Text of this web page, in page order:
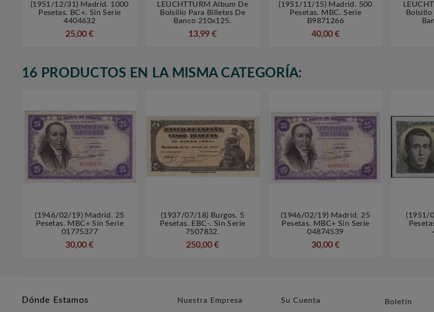
 
(1951/12/31) Madrid. 1000
Pesetas. BC+. Sin Serie
4404632
25,00 €
 
LEUCHTTURM Album De
Bolsillo Para Billetes De
Banco 210x125.
13,99 €
 
(1951/11/15) Madrid. 500
Pesetas. MBC. Serie
B9871266
40,00 €
Bolsillo
16 PRODUCTOS EN LA MISMA CATEGORÍA:
 
(1946/02/19) Madrid. 25
Pesetas. MBC+ Sin Serie
01775377
30,00 €
 
(1937/07/18) Burgos. 5
Pesetas. EBC-. Sin Serie
7507832.
250,00 €
 
(1946/02/19) Madrid. 25
Pesetas. MBC+ Sin Serie
04874539
30,00 €
(1951/
Dónde Estamos Nuestra Empresa Su Cuenta Boletín